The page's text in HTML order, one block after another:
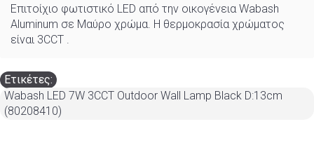
Επιτοίχιο φωτιστικό LED από την οικογένεια Wabash
Aluminum σε Μαύρο χρώμα. Η θερμοκρασία χρώματος
είναι 3CCT .
Ετικέτες:
Wabash LED 7W 3CCT Outdoor Wall Lamp Black D:13cm
(80208410)